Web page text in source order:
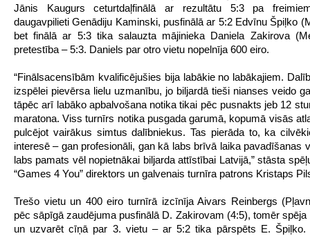
Jānis Kaugurs ceturtdaļfinālā ar rezultātu 5:3 pa
daugavpilieti Genādiju Kaminski, pusfinālā ar 5:2 Edvīnu Špiļko
bet finālā ar 5:3 tika salauzta mājinieka Daniela Zakirova
pretestība – 5:3. Daniels par otro vietu nopelnīja 600 eiro.
“Finālsacensībām kvalificējušies bija labākie no labākajiem.
izspēlei pievērsa lielu uzmanību, jo biljardā tieši nianses veido
tāpēc arī labāko apbalvošana notika tikai pēc pusnakts jeb 12
maratona. Viss turnīrs notika pusgada garumā, kopumā visās
pulcējot vairākus simtus dalībniekus. Tas pierāda to, ka
interesē – gan profesionāli, gan kā labs brīvā laika pavadīšanas
labs pamats vēl nopietnākai biljarda attīstībai Latvijā,” stāsta
“Games 4 You” direktors un galvenais turnīra patrons Kristaps
Trešo vietu un 400 eiro turnīrā izcīnīja Aivars Reinbergs
pēc sāpīgā zaudējuma pusfinālā D. Zakirovam (4:5), tomēr spēja
un uzvarēt cīņā par 3. vietu – ar 5:2 tika pārspēts E. Špiļko.